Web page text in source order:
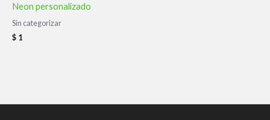
Neon personalizado
Sin categorizar
$ 1